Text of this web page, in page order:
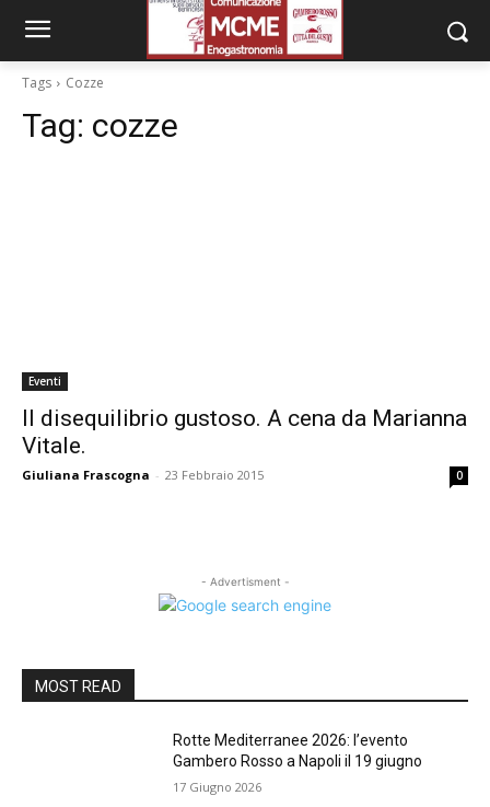
Tags Cozze
Tag: cozze
Eventi
Il disequilibrio gustoso. A cena da Marianna
Vitale.
Giuliana Frascogna - 23 Febbraio 2015 0
- Advertisment -
MOST READ
Rotte Mediterranee 2026: l’evento
Gambero Rosso a Napoli il 19 giugno
17 Giugno 2026